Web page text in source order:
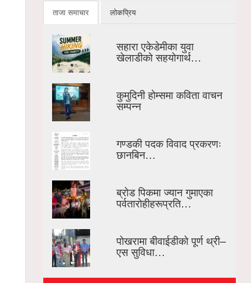
ताजा समाचार लोकप्रिय
सहारा एकेडेमीका युवा
खेलाडीको सहयोगार्थ…
कुमुदिनी होम्समा कविता वाचन
सम्पन्न
गण्डकी पदक विवाद प्रकरणः
छानबिन…
ब्रोड पिकमा ज्यान गुमाएका
पर्वतारोहीहरूप्रति…
पोखरामा बीवाईडीको पूर्ण थ्री–
एस सुविधा…